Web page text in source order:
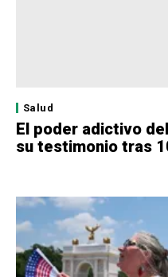
Salud
El poder adictivo
su testimonio tras